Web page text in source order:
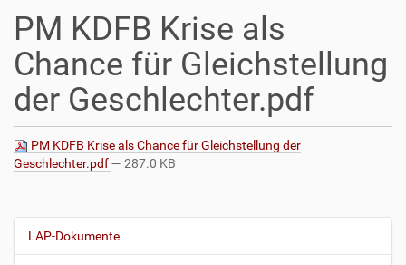
PM KDFB Krise als
Chance für Gleichstellung
der Geschlechter.pdf
PM KDFB Krise als Chance für Gleichstellung der
Geschlechter.pdf— 287.0 KB
N
LAP-Dokumente